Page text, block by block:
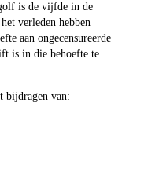
is de vijfde in de
verleden hebben
aan ongecensureerde
is in die behoefte te
bijdragen van: